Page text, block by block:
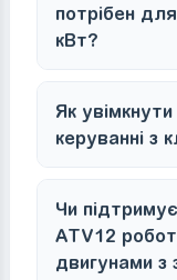
потрібен
кВт?
Як
керуванні з
Чи
ATV12
двигунами з